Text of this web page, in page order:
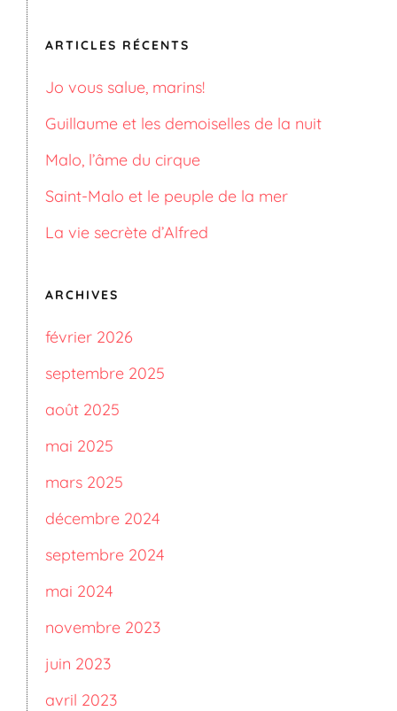
ARTICLES RÉCENTS
Jo vous salue, marins!
Guillaume et les demoiselles de la nuit
Malo, l’âme du cirque
Saint-Malo et le peuple de la mer
La vie secrète d’Alfred
ARCHIVES
février 2026
septembre 2025
août 2025
mai 2025
mars 2025
décembre 2024
septembre 2024
mai 2024
novembre 2023
juin 2023
avril 2023